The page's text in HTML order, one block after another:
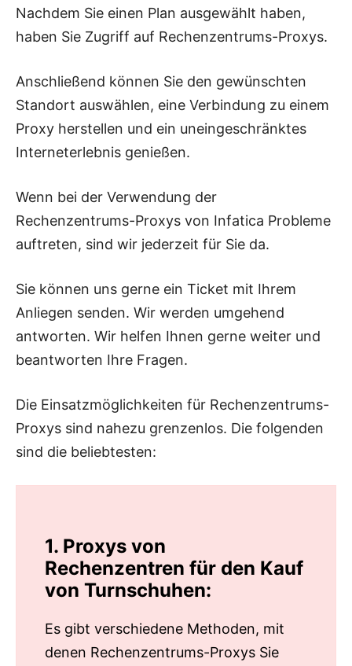
Nachdem Sie einen Plan ausgewählt haben,
haben Sie Zugriff auf Rechenzentrums-Proxys.
Anschließend können Sie den gewünschten
Standort auswählen, eine Verbindung zu einem
Proxy herstellen und ein uneingeschränktes
Interneterlebnis genießen.
Wenn bei der Verwendung der
Rechenzentrums-Proxys von Infatica Probleme
auftreten, sind wir jederzeit für Sie da.
Sie können uns gerne ein Ticket mit Ihrem
Anliegen senden. Wir werden umgehend
antworten. Wir helfen Ihnen gerne weiter und
beantworten Ihre Fragen.
Die Einsatzmöglichkeiten für Rechenzentrums-
Proxys sind nahezu grenzenlos. Die folgenden
sind die beliebtesten:
1. Proxys von
Rechenzentren für den Kauf
von Turnschuhen:
Es gibt verschiedene Methoden, mit
denen Rechenzentrums-Proxys Sie